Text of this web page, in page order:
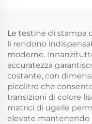
Le testine di stampa
li rendono
moderne.
accuratezza
costante, con
picolitro che
transizioni di colore
matrici di ugelle
elevate mantenendo